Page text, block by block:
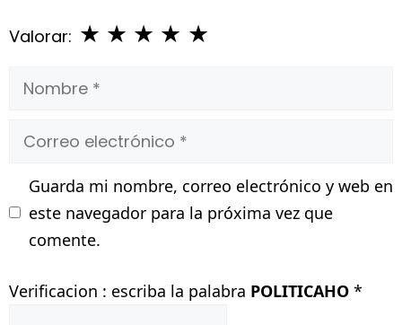
Valorar: ★
★
★
★
★
Nombre
Correo
Guarda mi nombre, correo electrónico y web en
este navegador para la próxima vez que
comente.
Verificacion : escriba la palabra POLITICAHO *